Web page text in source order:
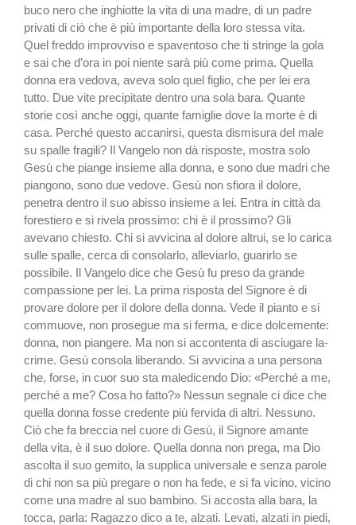
buco nero che in­ghiotte la vita di una madre, di un padre
privati di ciò che è più importante della loro stessa vita.
Quel freddo improvviso e spaventoso che ti stringe la gola
e sai che d’ora in poi niente sarà più come prima. Quella
donna era vedova, a­veva solo quel figlio, che per lei era
tutto. Due vite preci­pitate dentro una sola bara. Quante
storie così anche og­gi, quante famiglie dove la morte è di
casa. Perché que­sto accanirsi, questa dismi­sura del male
su spalle fragi­li? Il Vangelo non dà risposte, mostra solo
Gesù che piange insieme alla donna, e sono due madri che
piangono, so­no due vedove. Gesù non sfiora il dolore,
penetra den­tro il suo abisso insieme a lei. Entra in città da
forestiero e si rivela prossimo: chi è il prossimo? Gli
avevano chie­sto. Chi si avvicina al dolore altrui, se lo carica
sulle spal­le, cerca di consolarlo, alle­viarlo, guarirlo se
possibile. Il Vangelo dice che Gesù fu preso da grande
compassio­ne per lei. La prima risposta del Signore è di
provare do­lore per il dolore della donna. Vede il pianto e si
commuo­ve, non prosegue ma si fer­ma, e dice dolcemente:
don­na, non piangere. Ma non si accontenta di asciugare la­
crime. Gesù consola liberan­do. Si avvicina a una perso­na
che, forse, in cuor suo sta maledicendo Dio: «Perché a me,
perché a me? Cosa ho fatto?» Nessun segnale ci dice che
quella donna fosse credente più fervida di altri. Nessuno.
Ciò che fa breccia nel cuore di Gesù, il Signore amante
della vita, è il suo dolore. Quella donna non prega, ma Dio
ascolta il suo gemito, la supplica universale e senza parole
di chi non sa più pre­gare o non ha fede, e si fa vi­cino, vicino
come una madre al suo bambino. Si accosta al­la bara, la
tocca, parla: Ra­gazzo dico a te, alzati. Leva­ti, alzati in piedi,